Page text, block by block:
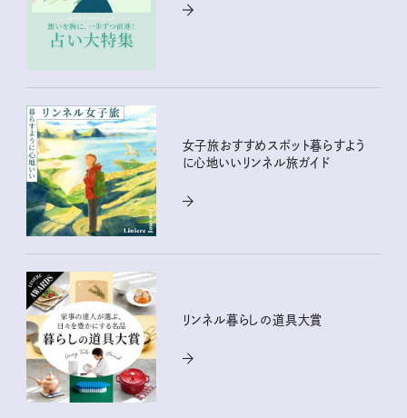
女子旅おすすめスポット暮らすよう
に心地いいリンネル旅ガイド
リンネル暮らしの道具大賞